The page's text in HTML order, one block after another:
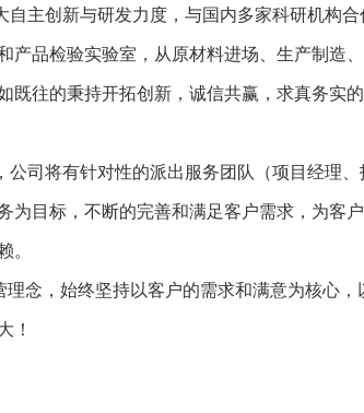
主创新与研发力度，与国内多家科研机构
品检验实验室，从原材料进场、生产制造
往的秉持开拓创新，诚信共赢，求真务实
司将有针对性的派出服务团队（项目经理
目标，不断的完善和满足客户需求，为客
。
念，始终坚持以客户的需求和满意为核心
！